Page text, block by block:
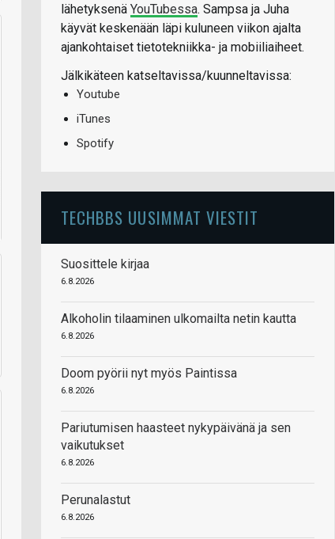
lähetyksenä YouTubessa. Sampsa ja Juha
käyvät keskenään läpi kuluneen viikon ajalta
ajankohtaiset tietotekniikka- ja mobiiliaiheet.
Jälkikäteen katseltavissa/kuunneltavissa:
Youtube
iTunes
Spotify
TECHBBS UUSIMMAT VIESTIT
Suosittele kirjaa
6.8.2026
Alkoholin tilaaminen ulkomailta netin kautta
6.8.2026
Doom pyörii nyt myös Paintissa
6.8.2026
Pariutumisen haasteet nykypäivänä ja sen
vaikutukset
6.8.2026
Perunalastut
6.8.2026